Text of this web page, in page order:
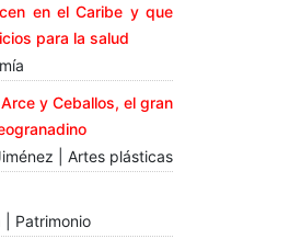
en el Caribe y que
para la salud
y Ceballos, el gran
| Artes plásticas
| Patrimonio